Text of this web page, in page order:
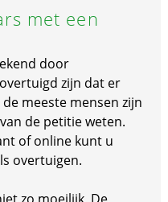
met een
door
zijn dat er
meeste mensen zijn
de petitie weten.
of online kunt u
overtuigen.